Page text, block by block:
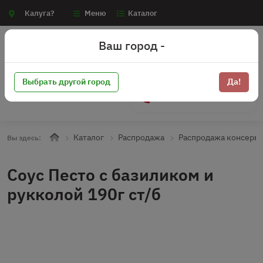
Калуга? Меню Каталог
Вы здесь: Каталог Распродажа Распродажа
Соус Песто с базиликом и
рукколой 190г ст/б
Ваш город -
Выбрать другой город Да!